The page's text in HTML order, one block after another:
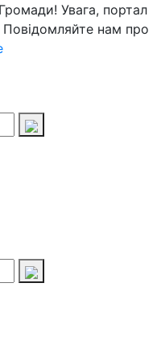
Увага, портал
нам про